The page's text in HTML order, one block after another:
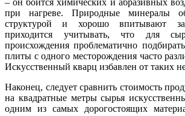
при нагреве. Природные минералы
структурой и хорошо впитывают
приходится учитывать, что для
происхождения проблематично
плиты с одного месторождения часто
Искусственный кварц избавлен от таких
Наконец, следует сравнить стоимость
на квадратные метры сырья
одним из самых дорогостоящих